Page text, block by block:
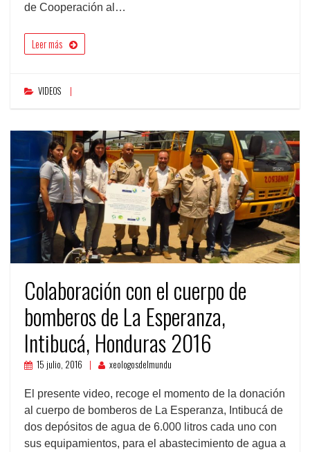
de Cooperación al…
Leer más
VIDEOS
Colaboración con el cuerpo de
bomberos de La Esperanza,
Intibucá, Honduras 2016
15 julio, 2016 xeologosdelmundu
El presente video, recoge el momento de la donación
al cuerpo de bomberos de La Esperanza, Intibucá de
dos depósitos de agua de 6.000 litros cada uno con
sus equipamientos, para el abastecimiento de agua a